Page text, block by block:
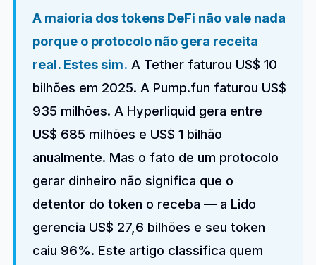
A maioria dos tokens DeFi não vale nada
porque o protocolo não gera receita
real. Estes sim. A Tether faturou US$ 10
bilhões em 2025. A Pump.fun faturou US$
935 milhões. A Hyperliquid gera entre
US$ 685 milhões e US$ 1 bilhão
anualmente. Mas o fato de um protocolo
gerar dinheiro não significa que o
detentor do token o receba — a Lido
gerencia US$ 27,6 bilhões e seu token
caiu 96%. Este artigo classifica quem